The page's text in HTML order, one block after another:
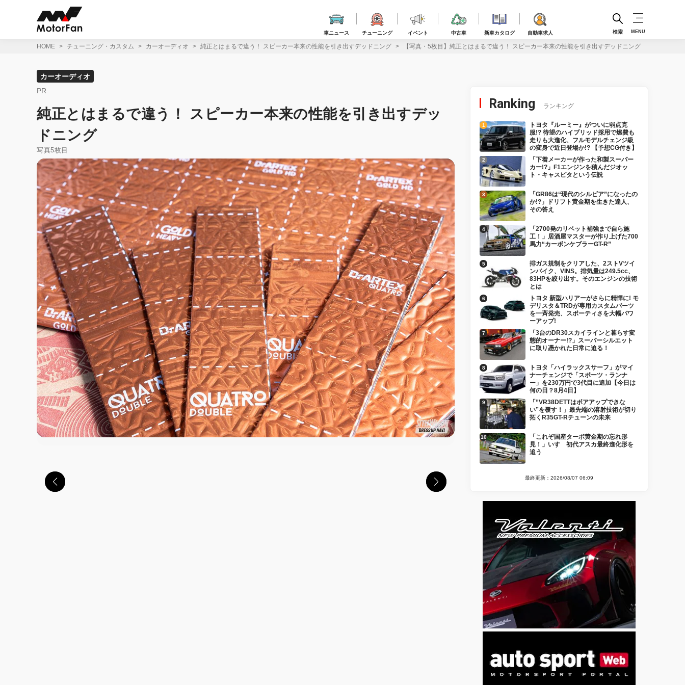
車ニュース チューニング イベント 中古車 新車カタログ 自動車求人 検索 MENU
HOME チューニング・カスタム カーオーディオ 純正とはまるで違う！ スピーカー本来の性能を引き出すデッドニング 【写真・5枚目】純正とはまるで違う！ スピーカー本来の性能を引き出すデッドニング
カーオーディオ
PR
純正とはまるで違う！ スピーカー本来の性能を引き出すデッ
ドニング
写真5枚目
Ranking ランキング
トヨタ『ルーミー』がついに弱点克
服!? 待望のハイブリッド採用で燃費も
走りも大進化、フルモデルチェンジ級
の変身で近日登場か!? 【予想CG付き】
「下着メーカーが作った和製スーパー
カー!?」F1エンジンを積んだジオッ
ト・キャスピタという伝説
「GR86は“現代のシルビア”になったの
か!?」ドリフト黄金期を生きた達人、
その答え
「2700発のリベット補強まで自ら施
工！」居酒屋マスターが作り上げた700
馬力“カーボンケブラーGT-R”
排ガス規制をクリアした、2ストVツイ
ンバイク、VINS。排気量は249.5cc、
83HPを絞り出す。そのエンジンの技術
とは
トヨタ 新型ハリアーがさらに精悍に! モ
デリスタ＆TRDが専用カスタムパーツ
を一斉発売、スポーティさを大幅パワ
ーアップ!
「3台のDR30スカイラインと暮らす変
態的オーナー!?」スーパーシルエット
に取り憑かれた日常に迫る！
トヨタ「ハイラックスサーフ」がマイ
ナーチェンジで「スポーツ・ランナ
ー」を230万円で3代目に追加【今日は
何の日？8月4日】
「”VR38DETTはボアアップできな
い”を覆す！」最先端の溶射技術が切り
拓くR35GT-Rチューンの未来
「これぞ国産ターボ黄金期の忘れ形
見！」いすゞ初代アスカ最終進化形を
追う
最終更新：2026/08/07 06:09